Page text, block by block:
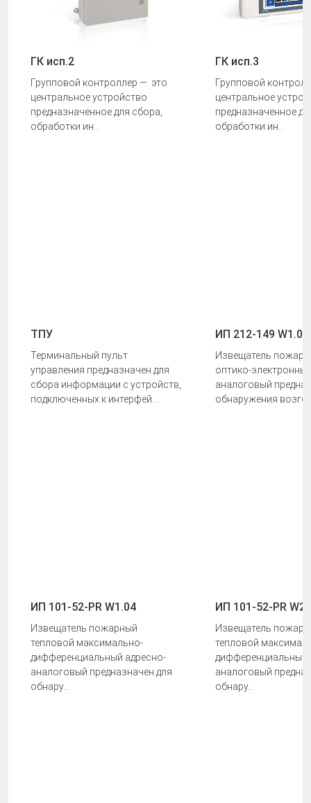
ГК исп.2
Групповой контроллер — это
центральное устройство
предназначенное для сбора,
обработки ин...
ГК исп.3
Групповой
центральное
предназначенное
обработки ин...
ТПУ
Терминальный пульт
управления предназначен для
сбора информации с устройств,
подключенных к интерфей...
ИП 212-149 W1.04
Извещатель
оптико-
аналоговый
обнаружения
ИП 101-52-PR W1.04
Извещатель пожарный
тепловой максимально-
дифференциальный адресно-
аналоговый предназначен для
обнару...
ИП 101-52-PR
Извещатель
тепловой
дифференциальный
аналоговый
обнару...